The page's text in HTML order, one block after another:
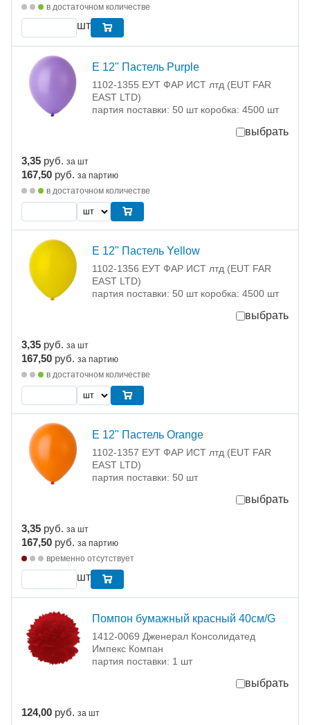
в достаточном количестве
шт
Е 12" Пастель Purple
1102-1355 ЕУТ ФАР ИСТ лтд (EUT FAR
EAST LTD)
партия поставки: 50 шт коробка: 4500 шт
выбрать
3,35 руб. за шт
167,50 руб. за партию
в достаточном количестве
Е 12" Пастель Yellow
1102-1356 ЕУТ ФАР ИСТ лтд (EUT FAR
EAST LTD)
партия поставки: 50 шт коробка: 4500 шт
выбрать
3,35 руб. за шт
167,50 руб. за партию
в достаточном количестве
Е 12" Пастель Orange
1102-1357 ЕУТ ФАР ИСТ лтд (EUT FAR
EAST LTD)
партия поставки: 50 шт
выбрать
3,35 руб. за шт
167,50 руб. за партию
временно отсутствует
шт
Помпон бумажный красный 40см/G
1412-0069 Дженерал Консолидатед
Импекс Компан
партия поставки: 1 шт
выбрать
124,00 руб. за шт